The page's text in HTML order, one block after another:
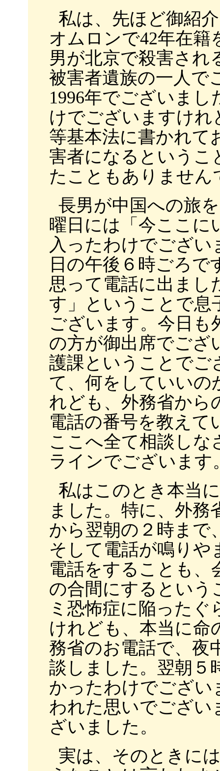
私は、先ほど御紹
オムロンで42年在籍
男が北京で殺害され
被害者遺族の一人で
1996年でございま
けでございますけれ
等基本法に書かれて
害者になるというこ
たこともありません
長男が中国への旅
曜日には「今ここに
入ったわけでござい
日の午後６時ごろ
思って電話に出まし
す」ということで息
ございます。今日も
の方が御出席でござ
護課ということでご
て、何をしていいの
れども、外務省から
電話の番号を教えて
ここへ全て相談しな
ラインでございます
私はこのとき本当
ました。特に、外務
から翌朝の２時まで
そして電話が鳴りや
電話をすることも、
の合間にするという
ミ恐怖症に陥った
けれども、本当に命
務省のお電話で、夜
談しました。翌朝５
かったわけでござい
われた思いでござい
ざいました。
実は、そのときに